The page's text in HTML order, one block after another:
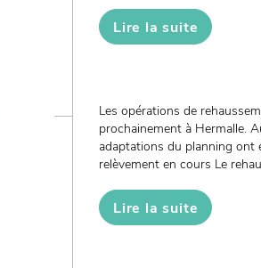
Lire la suite
Les opérations de
prochainement à Hermalle.
adaptations du planning
relèvement en cours Le
Lire la suite